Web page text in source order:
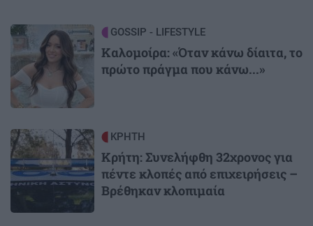
Image GOSSIP - LIFESTYLE
Καλομοίρα: «Όταν κάνω δίαιτα, το
πρώτο πράγμα που κάνω...»
Image ΚΡΗΤΗ
Κρήτη: Συνελήφθη 32χρονος για
πέντε κλοπές από επιχειρήσεις –
Βρέθηκαν κλοπιμαία